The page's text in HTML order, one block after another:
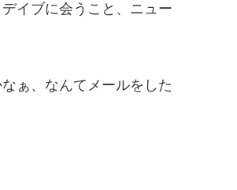
イブに会うこと、ニュー
ぁ、なんてメールをした